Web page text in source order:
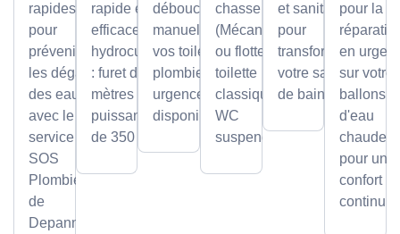
rapides
pour
prévenir
les dégâts
des eaux
avec le
service
SOS
Plombier
de
Depanneo
rapide et
efficace par
hydrocurage
: furet de 100
mètres et
puissance
de 350 bars.
débouchage
manuel de
vos toilettes,
plombier en
urgence
disponible.
chasse d'eau
(Mécanisme
ou flotteur) sur
toilette
classique ou
WC
suspendu.
et sanitaire
pour
transformer
votre salle
de bain.
pour la
en
sur votre
ballons
d'eau
chaude,
pour un
confort
continu.